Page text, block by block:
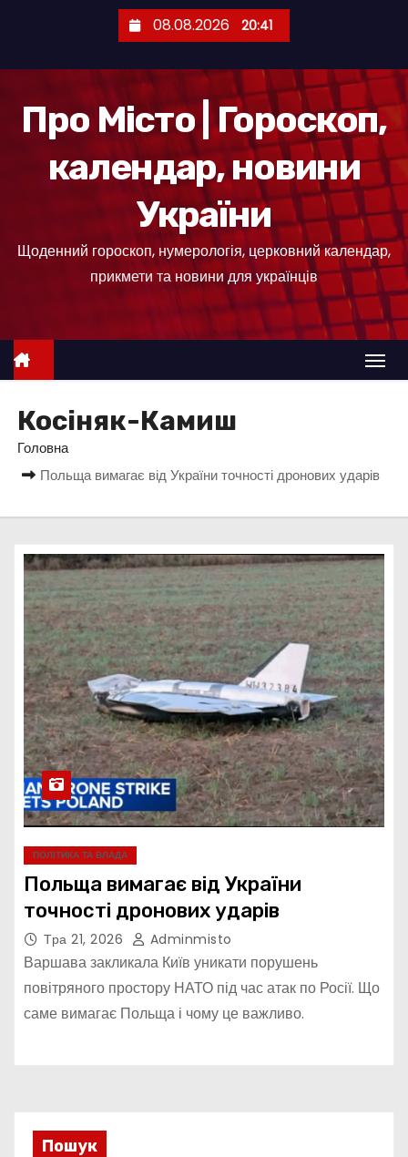
е
08.08.2026 20:41
Про Місто | Гороскоп,
календар, новини
України
Щоденний гороскоп, нумерологія, церковний календар,
прикмети та новини для українців
Косіняк-Камиш
Головна
Польща вимагає від України точності дронових ударів
ПОЛІТИКА ТА ВЛАДА
Польща вимагає від України
точності дронових ударів
Тра 21, 2026 Adminmisto
Варшава закликала Київ уникати порушень
повітряного простору НАТО під час атак по Росії. Що
саме вимагає Польща і чому це важливо.
Пошук